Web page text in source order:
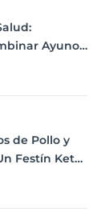
Ayuno
de Pollo y
Festín Keto